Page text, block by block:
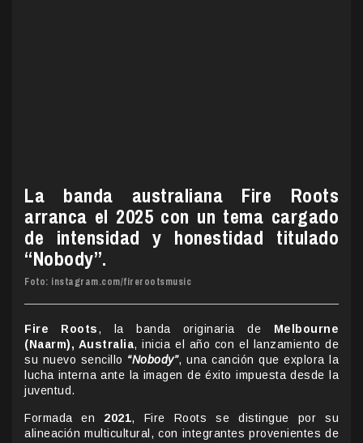
La banda australiana Fire Roots
arranca el 2025 con un tema cargado
de intensidad y honestidad titulado
“Nobody”.
Foto: instagram.com/firerootsmusic
Fire Roots, la banda originaria de Melbourne
(Naarm), Australia, inicia el año con el lanzamiento de
su nuevo sencillo “Nobody”, una canción que explora la
lucha interna ante la imagen de éxito impuesta desde la
juventud.
Formada en 2021, Fire Roots se distingue por su
alineación multicultural, con integrantes provenientes de